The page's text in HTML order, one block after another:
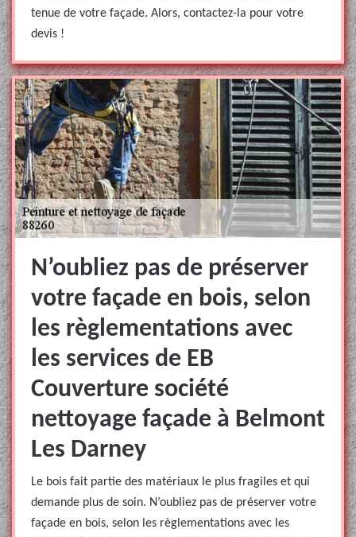
tenue de votre façade. Alors, contactez-la pour votre
devis !
N’oubliez pas de préserver
votre façade en bois, selon
les règlementations avec
les services de EB
Couverture société
nettoyage façade à Belmont
Les Darney
Le bois fait partie des matériaux le plus fragiles et qui
demande plus de soin. N’oubliez pas de préserver votre
façade en bois, selon les règlementations avec les